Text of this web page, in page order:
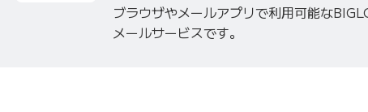
ブラウザやメールアプリで利用可能な
メールサービスです。